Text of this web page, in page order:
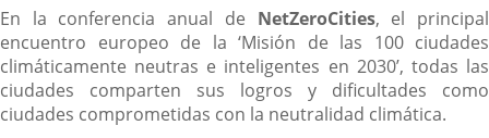
En la conferencia anual de NetZeroCities, el principal
encuentro europeo de la ‘Misión de las 100 ciudades
climáticamente neutras e inteligentes en 2030’, todas las
ciudades comparten sus logros y dificultades como
ciudades comprometidas con la neutralidad climática.